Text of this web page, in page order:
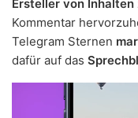
Ersteller von
Kommentar
Telegram Sternen
dafür auf das